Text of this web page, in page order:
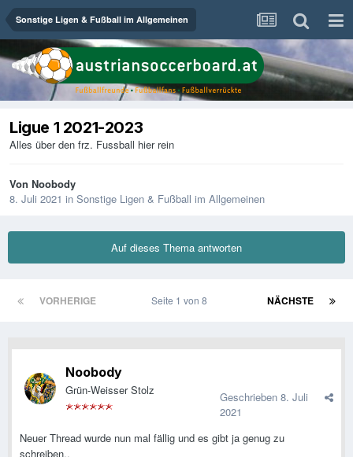
Sonstige Ligen & Fußball im Allgemeinen
Ligue 1 2021-2023
Alles über den frz. Fussball hier rein
Von Noobody
8. Juli 2021 in Sonstige Ligen & Fußball im Allgemeinen
Auf dieses Thema antworten
VORHERIGE NÄCHSTE
Seite 1 von 8
Noobody
Grün-Weisser Stolz Geschrieben 8. Juli
2021
Neuer Thread wurde nun mal fällig und es gibt ja genug zu
schreiben..